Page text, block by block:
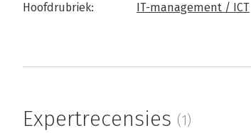
Hoofdrubriek: IT-management / ICT
Expertrecensies (1)